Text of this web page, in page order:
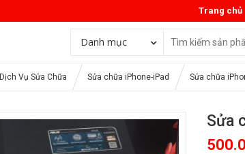
Trang chủ
Danh mục
Dịch Vụ Sửa Chữa Sửa chữa iPhone-iPad Sửa chữa
Sửa